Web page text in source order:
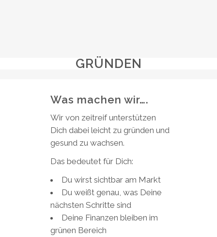
GRÜNDEN
Was machen wir….
Wir von zeitreif unterstützen
Dich dabei leicht zu gründen und
gesund zu wachsen.
Das bedeutet für Dich:
Du wirst sichtbar am Markt
Du weißt genau, was Deine
nächsten Schritte sind
Deine Finanzen bleiben im
grünen Bereich